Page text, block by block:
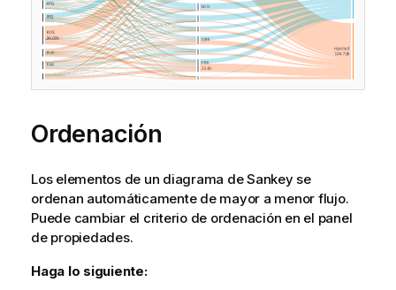
Ordenación
Los elementos de un diagrama de Sankey se
ordenan automáticamente de mayor a menor flujo.
Puede cambiar el criterio de ordenación en el panel
de propiedades.
Haga lo siguiente: